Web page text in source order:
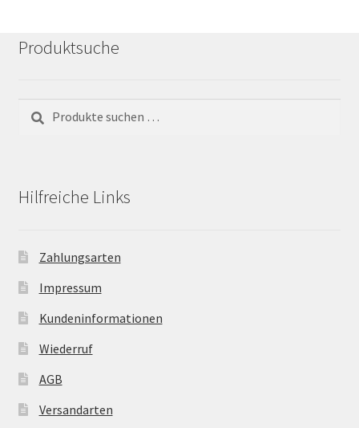
Produktsuche
nach:
Hilfreiche Links
Zahlungsarten
Impressum
Kundeninformationen
Wiederruf
AGB
Versandarten